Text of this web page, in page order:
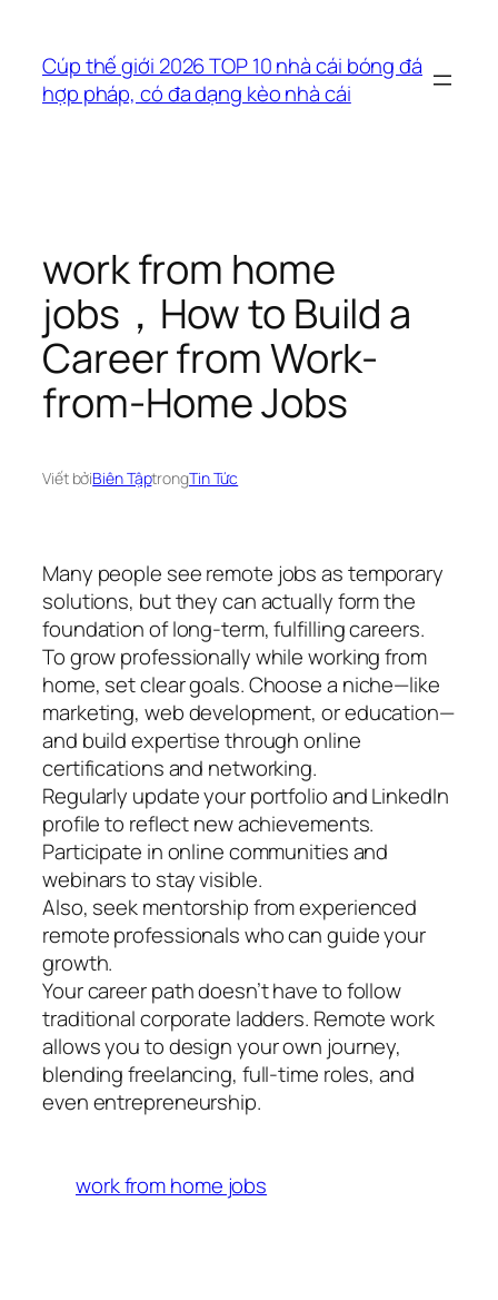
phầnCúp thế giới 2026 TOP 10 nhà cái bóng đá
hợp pháp, có đa dạng kèo nhà cái
work from home
jobs，How to Build a
Career from Work-
from-Home Jobs
Viết bởiBiên TậptrongTin Tức
Many people see remote jobs as temporary
solutions, but they can actually form the
foundation of long-term, fulfilling careers.
To grow professionally while working from
home, set clear goals. Choose a niche—like
marketing, web development, or education—
and build expertise through online
certifications and networking.
Regularly update your portfolio and LinkedIn
profile to reflect new achievements.
Participate in online communities and
webinars to stay visible.
Also, seek mentorship from experienced
remote professionals who can guide your
growth.
Your career path doesn’t have to follow
traditional corporate ladders. Remote work
allows you to design your own journey,
blending freelancing, full-time roles, and
even entrepreneurship.
work from home jobs